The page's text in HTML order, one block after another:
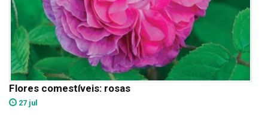
Flores comestíveis: rosas
27 jul